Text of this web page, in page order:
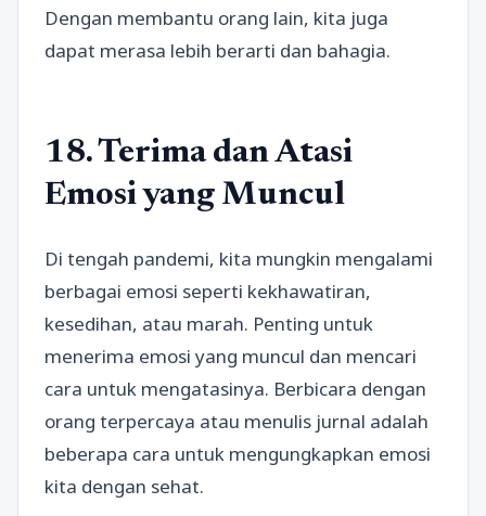
Dengan membantu orang lain, kita juga
dapat merasa lebih berarti dan bahagia.
18. Terima dan Atasi
Emosi yang Muncul
Di tengah pandemi, kita mungkin mengalami
berbagai emosi seperti kekhawatiran,
kesedihan, atau marah. Penting untuk
menerima emosi yang muncul dan mencari
cara untuk mengatasinya. Berbicara dengan
orang terpercaya atau menulis jurnal adalah
beberapa cara untuk mengungkapkan emosi
kita dengan sehat.